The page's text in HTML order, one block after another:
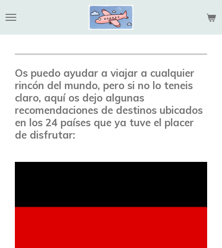
al
contenido
Os puedo ayudar a viajar a cualquier
rincón del mundo, pero si no lo teneis
claro, aquí os dejo algunas
recomendaciones de destinos ubicados
en los 24 países que ya tuve el placer
de disfrutar: